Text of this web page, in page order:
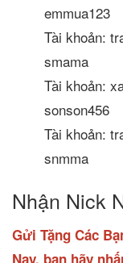
emmua123
Tài khoản:
smama
Tài khoản:
sonson456
Tài khoản:
snmma
Nhận Nick
Gửi Tặng Các
Nay, bạn hãy